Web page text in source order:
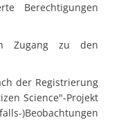
Berechtigungen
Zugang zu den
der Registrierung
Science"-Projekt